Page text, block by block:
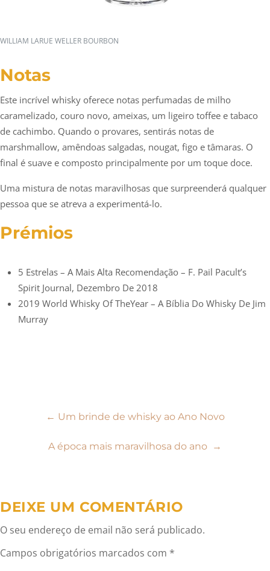
WILLIAM LARUE WELLER BOURBON
Notas
Este incrível whisky oferece notas perfumadas de milho
caramelizado, couro novo, ameixas, um ligeiro toffee e tabaco
de cachimbo. Quando o provares, sentirás notas de
marshmallow, amêndoas salgadas, nougat, figo e tâmaras. O
final é suave e composto principalmente por um toque doce.
Uma mistura de notas maravilhosas que surpreenderá qualquer
pessoa que se atreva a experimentá-lo.
Prémios
5 Estrelas – A Mais Alta Recomendação – F. Pail Pacult’s
Spirit Journal, Dezembro De 2018
2019 World Whisky Of TheYear – A Bíblia Do Whisky De Jim
Murray
Navegação
← Um brinde de whisky ao Ano Novo
A época mais maravilhosa do ano →
DEIXE UM COMENTÁRIO
O seu endereço de email não será publicado.
Campos obrigatórios marcados com *